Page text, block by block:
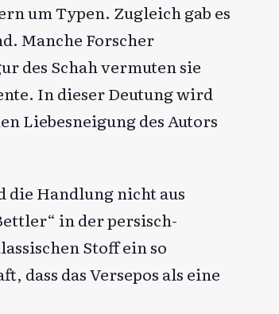
um Typen. Zugleich gab es
Manche Forscher
des Schah vermuten sie
In dieser Deutung wird
Liebesneigung des Autors
die Handlung nicht aus
in der persisch-
Stoff ein so
dass das Versepos als eine